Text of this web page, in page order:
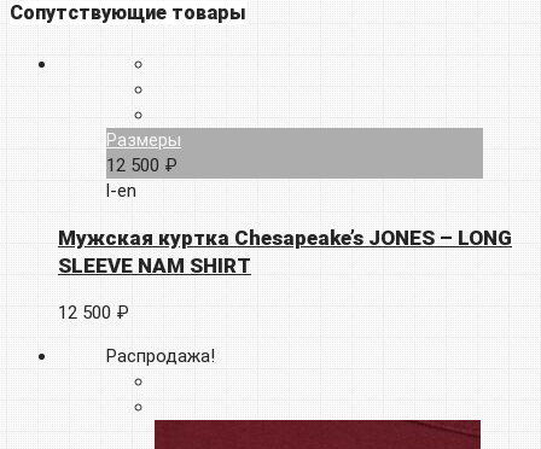
Сопутствующие товары
Размеры
12 500 ₽
l-en
Мужская куртка Chesapeake’s JONES – LONG
SLEEVE NAM SHIRT
12 500 ₽
Распродажа!